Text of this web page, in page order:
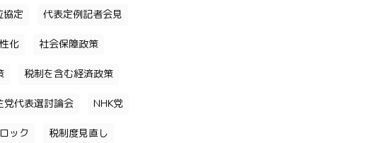
協定 代表定例記者会見
化 社会保障政策
税制を含む経済政策
党代表選討論会 NHK党
ック 税制度見直し